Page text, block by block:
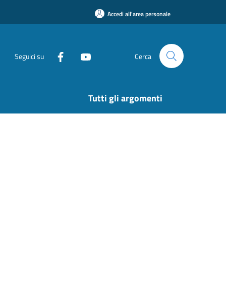
Accedi all'area personale
Seguici su Cerca
Tutti gli argomenti